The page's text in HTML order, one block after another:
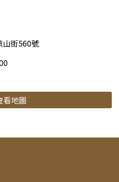
山街560號
看地圖